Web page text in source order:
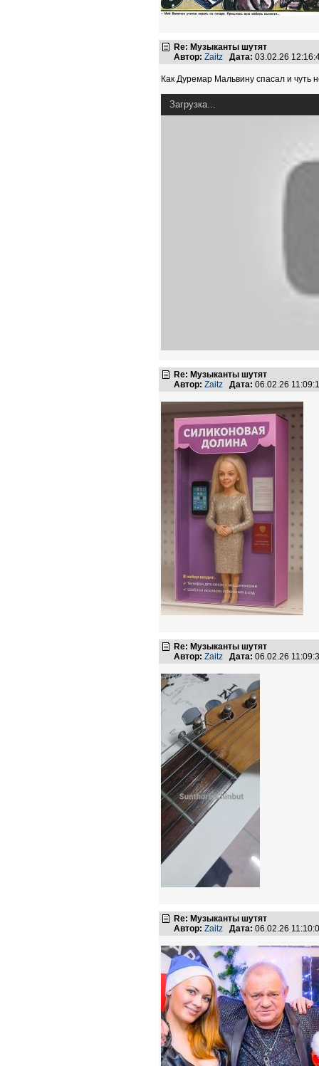
Re: Музыканты шутят
Автор: Zaitz Дата: 03.02.26
Как Дуремар Мальвину спасал и
Загрузка...
Re: Музыканты шутят
Автор: Zaitz Дата: 06.02.26
Re: Музыканты шутят
Автор: Zaitz Дата: 06.02.26
Re: Музыканты шутят
Автор: Zaitz Дата: 06.02.26